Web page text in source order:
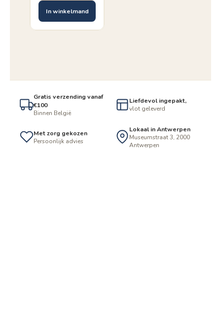
In winkelmand
Gratis verzending vanaf
€100
Binnen België
Liefdevol ingepakt,
vlot geleverd
Met zorg gekozen
Persoonlijk advies
Lokaal in Antwerpen
Museumstraat 3, 2000
Antwerpen